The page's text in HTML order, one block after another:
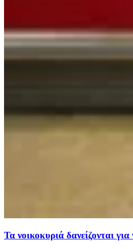
Τα νοικοκυριά δανείζονται